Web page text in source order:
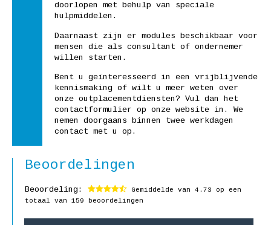
doorlopen met behulp van speciale
hulpmiddelen.
Daarnaast zijn er modules beschikbaar voor
mensen die als consultant of ondernemer
willen starten.
Bent u geïnteresseerd in een vrijblijvende
kennismaking of wilt u meer weten over
onze outplacementdiensten? Vul dan het
contactformulier op onze website in. We
nemen doorgaans binnen twee werkdagen
contact met u op.
Beoordelingen
Beoordeling: Gemiddelde van 4.73 op een
totaal van 159 beoordelingen